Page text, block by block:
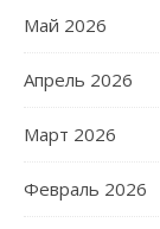
Май 2026
Апрель 2026
Март 2026
Февраль 2026